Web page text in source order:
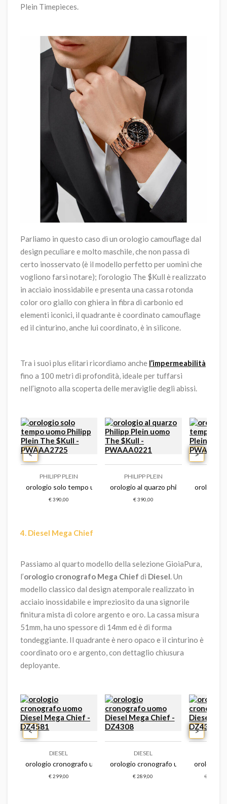
Plein Timepieces.
Parliamo in questo caso di un orologio camouflage dal
design peculiare e molto maschile, che non passa di
certo inosservato (è il modello perfetto per uomini che
vogliono farsi notare); l’orologio The $Kull è realizzato
in acciaio inossidabile e presenta una cassa rotonda
color oro giallo con ghiera in fibra di carbonio ed
elementi iconici, il quadrante è coordinato camouflage
ed il cinturino, anche lui coordinato, è in silicone.
Tra i suoi plus elitari ricordiamo anche l’impermeabilità
fino a 100 metri di profondità, ideale per tuffarsi
nell’ignoto alla scoperta delle meraviglie degli abissi.
pwaaa0221
uomo philipp plein the $kull - pwaaa2825
PHILIPP PLEIN
orologio solo tempo uomo philipp plein the $kull - pwaaa2725
€ 390,00
PHILIPP PLEIN
orologio al quarzo philipp plein uomo
€ 390,00
orologio
< >
4. Diesel Mega Chief
Passiamo al quarto modello della selezione GioiaPura,
l’orologio cronografo Mega Chief di Diesel. Un
modello classico dal design atemporale realizzato in
acciaio inossidabile e impreziosito da una signorile
finitura mista di colore argento e oro. La cassa misura
51mm, ha uno spessore di 14mm ed è di forma
tondeggiante. Il quadrante è nero opaco e il cinturino è
coordinato oro e argento, con dettaglio chiusura
deployante.
- dz4689
uomo diesel mega chief slim - dz4697
DIESEL
orologio cronografo uomo diesel mega chief - dz4581
€ 299,00
DIESEL
orologio cronografo uomo diesel
€ 289,00
orologio
€ 309,00
< >